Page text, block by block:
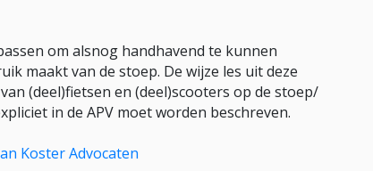
om alsnog handhavend te kunnen
maakt van de stoep. De wijze les uit deze
(deel)fietsen en (deel)scooters op de stoep/
in de APV moet worden beschreven.
Koster Advocaten